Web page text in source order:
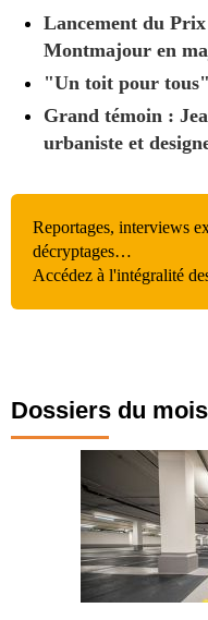
Lancement du
Montmajour en
"Un toit pour
Grand témoin :
urbaniste et
Reportages, interviews
décryptages…
Accédez à l'intégralité
Dossiers du mois